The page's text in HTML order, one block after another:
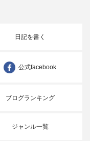
日記を書く
公式facebook
ブログランキング
ジャンル一覧